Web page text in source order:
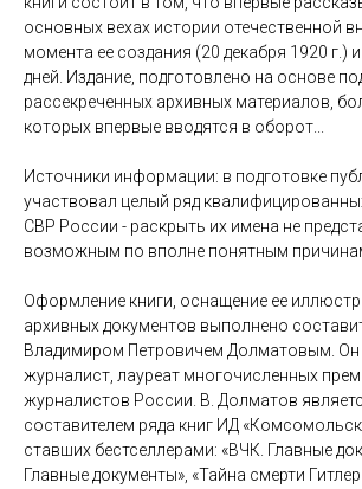
основных вехах истории отечественной
момента ее создания (20 декабря 1920 г.)
дней. Издание, подготовлено на основе
рассекреченных архивных материалов,
которых впервые вводятся в оборот...
Источники информации: в подготовке
участвовал целый ряд
СВР России - раскрыть их имена не
возможным по вполне понятным
Оформление книги, оснащение ее
архивных документов выполнено
Владимиром Петровичем Долматовым. Он
журналист, лауреат многочисленных
журналистов России. В. Долматов
составителем ряда книг ИД
ставших бестселлерами: «ВЧК. Главные
Главные документы», «Тайна смерти